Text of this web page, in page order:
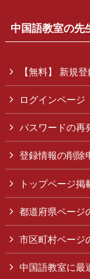
中国語教室の先
【無料】 新規
ログインページ
パスワードの再
登録情報の削除
トップページ掲
都道府県ページ
市区町村ページ
中国語教室に最